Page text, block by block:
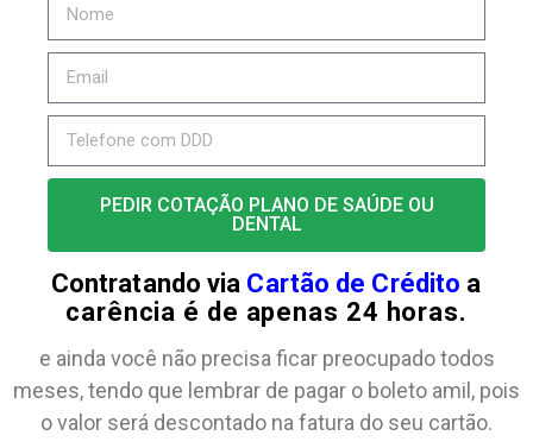
PEDIR COTAÇÃO PLANO DE SAÚDE OU
DENTAL
Contratando via Cartão de Crédito a
carência é de apenas 24 horas.
e ainda você não precisa ficar preocupado todos
meses, tendo que lembrar de pagar o boleto amil, pois
o valor será descontado na fatura do seu cartão.